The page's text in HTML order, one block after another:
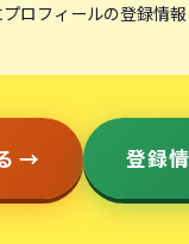
ロフィールの登録情
→ 登録